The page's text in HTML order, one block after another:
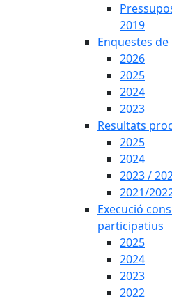
2019
Enquestes
2026
2025
2024
2023
Resultats
2025
2024
2023 /
2021/
Execució
participatius
2025
2024
2023
2022